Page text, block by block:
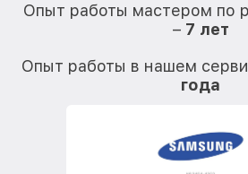
Опыт работы мастером по
– 7 лет
Опыт работы в нашем
года